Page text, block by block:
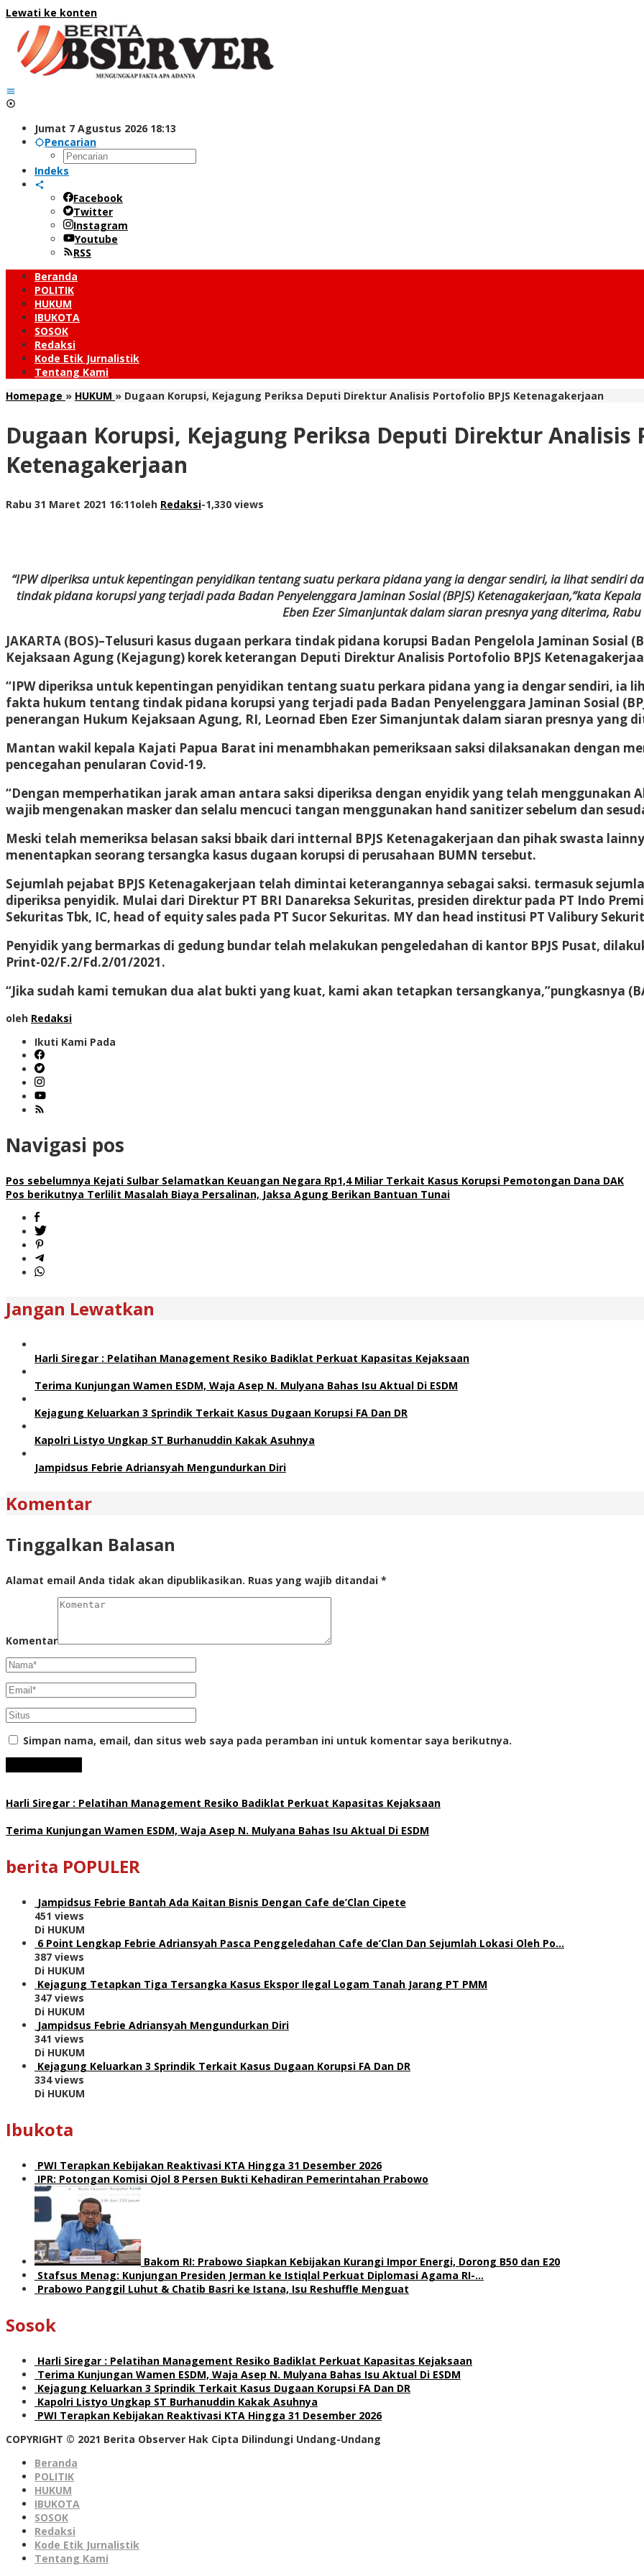
Lewati ke konten
Jumat 7 Agustus 2026 18:13
Pencarian
Indeks
Facebook
Twitter
Instagram
Youtube
RSS
Beranda
POLITIK
HUKUM
IBUKOTA
SOSOK
Redaksi
Kode Etik Jurnalistik
Tentang Kami
Homepage » HUKUM » Dugaan Korupsi, Kejagung Periksa Deputi Direktur Analisis Portofolio BPJS Ketenagakerjaan
Dugaan Korupsi, Kejagung Periksa Deputi Direktur Analisis
Ketenagakerjaan
Rabu 31 Maret 2021 16:11oleh Redaksi-1,330 views
“IPW diperiksa untuk kepentingan penyidikan tentang suatu perkara pidana yang ia dengar sendiri, ia lihat sendiri
tindak pidana korupsi yang terjadi pada Badan Penyelenggara Jaminan Sosial (BPJS) Ketenagakerjaan,”kata
Eben Ezer Simanjuntak dalam siaran presnya yang diterima, Rabu
JAKARTA (BOS)–Telusuri kasus dugaan perkara tindak pidana korupsi Badan Pengelola Jaminan Sosial
Kejaksaan Agung (Kejagung) korek keterangan Deputi Direktur Analisis Portofolio BPJS
“IPW diperiksa untuk kepentingan penyidikan tentang suatu perkara pidana yang ia dengar sendiri, ia
fakta hukum tentang tindak pidana korupsi yang terjadi pada Badan Penyelenggara Jaminan Sosial
penerangan Hukum Kejaksaan Agung, RI, Leornad Eben Ezer Simanjuntak dalam siaran presnya yang
Mantan wakil kepala Kajati Papua Barat ini menambhakan pemeriksaan saksi dilaksanakan dengan
pencegahan penularan Covid-19.
“Dengan memperhatikan jarak aman antara saksi diperiksa dengan enyidik yang telah menggunakan
wajib mengenakan masker dan selalu mencuci tangan menggunakan hand sanitizer sebelum dan
Meski telah memeriksa belasan saksi bbaik dari intternal BPJS Ketenagakerjaan dan pihak swasta
menentapkan seorang tersangka kasus dugaan korupsi di perusahaan BUMN tersebut.
Sejumlah pejabat BPJS Ketenagakerjaan telah dimintai keterangannya sebagai saksi. termasuk
diperiksa penyidik. Mulai dari Direktur PT BRI Danareksa Sekuritas, presiden direktur pada PT Indo
Sekuritas Tbk, IC, head of equity sales pada PT Sucor Sekuritas. MY dan head institusi PT Valibury
Penyidik yang bermarkas di gedung bundar telah melakukan pengeledahan di kantor BPJS Pusat,
Print-02/F.2/Fd.2/01/2021.
“Jika sudah kami temukan dua alat bukti yang kuat, kami akan tetapkan tersangkanya,”pungkasnya
oleh Redaksi
Ikuti Kami Pada
Navigasi pos
Pos sebelumnya Kejati Sulbar Selamatkan Keuangan Negara Rp1,4 Miliar Terkait Kasus Korupsi Pemotongan Dana DAK
Pos berikutnya Terlilit Masalah Biaya Persalinan, Jaksa Agung Berikan Bantuan Tunai
Jangan Lewatkan
Harli Siregar : Pelatihan Management Resiko Badiklat Perkuat Kapasitas Kejaksaan
Terima Kunjungan Wamen ESDM, Waja Asep N. Mulyana Bahas Isu Aktual Di ESDM
Kejagung Keluarkan 3 Sprindik Terkait Kasus Dugaan Korupsi FA Dan DR
Kapolri Listyo Ungkap ST Burhanuddin Kakak Asuhnya
Jampidsus Febrie Adriansyah Mengundurkan Diri
Komentar
Tinggalkan Balasan
Alamat email Anda tidak akan dipublikasikan. Ruas yang wajib ditandai *
Komentar
Simpan nama, email, dan situs web saya pada peramban ini untuk komentar saya berikutnya.
Harli Siregar : Pelatihan Management Resiko Badiklat Perkuat Kapasitas Kejaksaan
Terima Kunjungan Wamen ESDM, Waja Asep N. Mulyana Bahas Isu Aktual Di ESDM
berita POPULER
Jampidsus Febrie Bantah Ada Kaitan Bisnis Dengan Cafe de’Clan Cipete
451 views
Di HUKUM
6 Point Lengkap Febrie Adriansyah Pasca Penggeledahan Cafe de’Clan Dan Sejumlah Lokasi Oleh Po…
387 views
Di HUKUM
Kejagung Tetapkan Tiga Tersangka Kasus Ekspor Ilegal Logam Tanah Jarang PT PMM
347 views
Di HUKUM
Jampidsus Febrie Adriansyah Mengundurkan Diri
341 views
Di HUKUM
Kejagung Keluarkan 3 Sprindik Terkait Kasus Dugaan Korupsi FA Dan DR
334 views
Di HUKUM
Ibukota
PWI Terapkan Kebijakan Reaktivasi KTA Hingga 31 Desember 2026
IPR: Potongan Komisi Ojol 8 Persen Bukti Kehadiran Pemerintahan Prabowo
Bakom RI: Prabowo Siapkan Kebijakan Kurangi Impor Energi, Dorong B50 dan E20
Stafsus Menag: Kunjungan Presiden Jerman ke Istiqlal Perkuat Diplomasi Agama RI-…
Prabowo Panggil Luhut & Chatib Basri ke Istana, Isu Reshuffle Menguat
Sosok
Harli Siregar : Pelatihan Management Resiko Badiklat Perkuat Kapasitas Kejaksaan
Terima Kunjungan Wamen ESDM, Waja Asep N. Mulyana Bahas Isu Aktual Di ESDM
Kejagung Keluarkan 3 Sprindik Terkait Kasus Dugaan Korupsi FA Dan DR
Kapolri Listyo Ungkap ST Burhanuddin Kakak Asuhnya
PWI Terapkan Kebijakan Reaktivasi KTA Hingga 31 Desember 2026
COPYRIGHT © 2021 Berita Observer Hak Cipta Dilindungi Undang-Undang
Beranda
POLITIK
HUKUM
IBUKOTA
SOSOK
Redaksi
Kode Etik Jurnalistik
Tentang Kami